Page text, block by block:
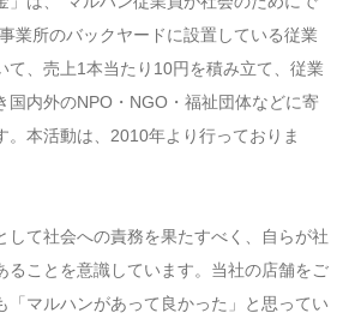
業所のバックヤードに設置している従業
て、売上1本当たり10円を積み立て、従業
国内外のNPO・NGO・福祉団体などに寄
。本活動は、2010年より行っておりま
して社会への責務を果たすべく、自らが社
ることを意識しています。当社の店舗をご
「マルハンがあって良かった」と思ってい